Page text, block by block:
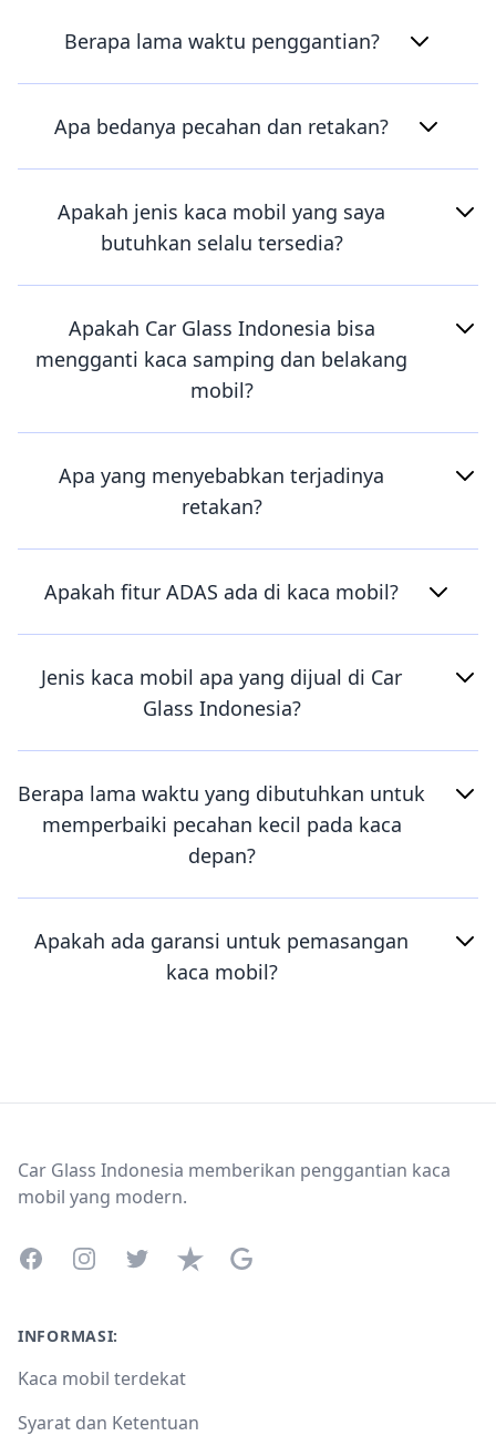
Berapa lama waktu penggantian?
Apa bedanya pecahan dan retakan?
Apakah jenis kaca mobil yang saya
butuhkan selalu tersedia?
Apakah Car Glass Indonesia bisa
mengganti kaca samping dan belakang
mobil?
Apa yang menyebabkan terjadinya
retakan?
Apakah fitur ADAS ada di kaca mobil?
Jenis kaca mobil apa yang dijual di Car
Glass Indonesia?
Berapa lama waktu yang dibutuhkan untuk
memperbaiki pecahan kecil pada kaca
depan?
Apakah ada garansi untuk pemasangan
kaca mobil?
Car Glass Indonesia memberikan penggantian kaca
mobil yang modern.
FacebookInstagramTwitterTrustpilotGoogle Business Profile
INFORMASI:
Kaca mobil terdekat
Syarat dan Ketentuan